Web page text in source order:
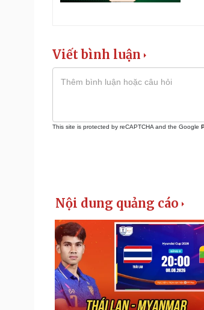
Viết bình luận
This site is protected by reCAPTCHA and the Google